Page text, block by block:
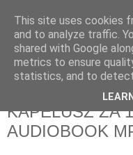
KAPELUSZ ZA
AUDIOBOOK
This site uses cookies
and to analyze traffic.
shared with Google
metrics to ensure
statistics, and to detect